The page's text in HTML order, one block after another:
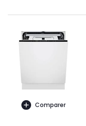
Comparer